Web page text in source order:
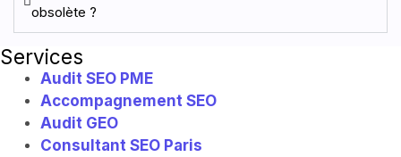
obsolète ?
Services
Audit SEO PME
Accompagnement SEO
Audit GEO
Consultant SEO Paris